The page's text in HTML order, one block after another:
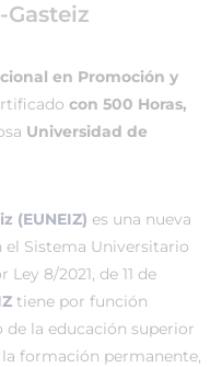
en Promoción y
con 500 Horas,
Universidad de
(EUNEIZ) es una nueva
el Sistema Universitario
8/2021, de 11 de
tiene por función
de la educación superior
formación permanente,